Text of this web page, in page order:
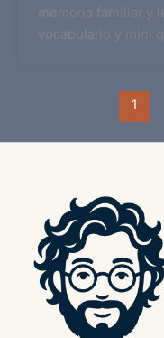
memoria familiar y
vocabulario y mini
1